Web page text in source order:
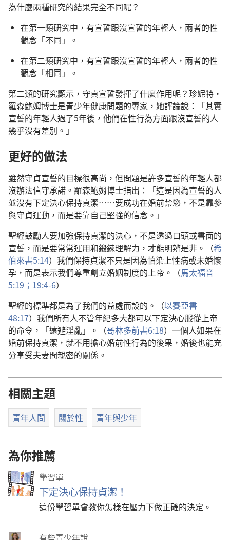
為什麼兩種研究的結果完全不同呢？
在第一類研究中，有宣誓跟沒宣誓的年輕人，兩者的性
觀念「不同」。
在第二類研究中，有宣誓跟沒宣誓的年輕人，兩者的性
觀念「相同」。
第二類的研究顯示，守貞宣誓發揮了什麼作用呢？珍妮特·
羅森鮑姆博士是青少年健康問題的專家，她評論說：「其實
宣誓的年輕人過了5年後，他們在性行為方面跟沒宣誓的人
幾乎沒有差別。」
更好的做法
雖然守貞宣誓的目標很高尚，但問題是許多宣誓的年輕人都
沒辦法信守承諾。羅森鮑姆博士指出：「這是因為宣誓的人
並沒有下定決心保持貞潔……要成功在婚前禁慾，不是靠參
與守貞運動，而是要靠自己堅強的信念。」
聖經鼓勵人要加強保持貞潔的決心，不是透過口頭或書面的
宣誓，而是要常常運用和鍛鍊理解力，才能明辨是非。（希
伯來書5:14）我們保持貞潔不只是因為怕染上性病或未婚懷
孕，而是表示我們尊重創立婚姻制度的上帝。（馬太福音
5:19； 19:4-6）
聖經的標準都是為了我們的益處而設的。（以賽亞書
48:17）我們所有人不管年紀多大都可以下定決心服從上帝
的命令，「遠避淫亂」。（哥林多前書6:18）一個人如果在
婚前保持貞潔，就不用擔心婚前性行為的後果，婚後也能充
分享受夫妻間親密的關係。
相關主題
青年人問 關於性 青年與少年
為你推薦
學習單
下定決心保持貞潔！
這份學習單會教你怎樣在壓力下做正確的決定。
有些青少年說